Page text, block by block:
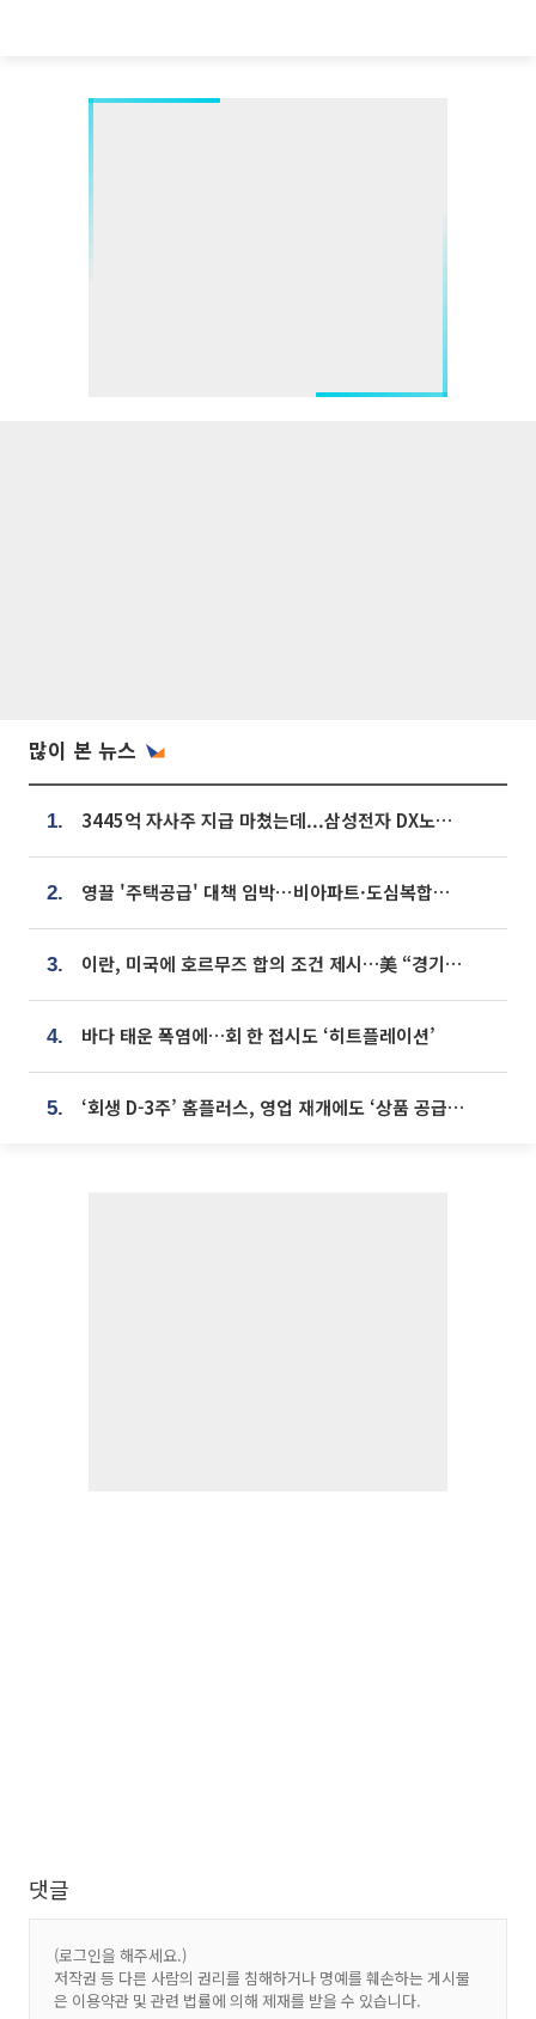
많이 본 뉴스
1. 3445억 자사주 지급 마쳤는데...삼성전자 DX노조, 뒤늦은 '떼쓰기 집회'
2. 영끌 '주택공급' 대책 임박⋯비아파트·도심복합까지 총동원
3. 이란, 미국에 호르무즈 합의 조건 제시…美 “경기 아직 안 끝나” [종합]
4. 바다 태운 폭염에…회 한 접시도 ‘히트플레이션’
5. ‘회생 D-3주’ 홈플러스, 영업 재개에도 ‘상품 공급망’ 복구가 생존 관건
댓글